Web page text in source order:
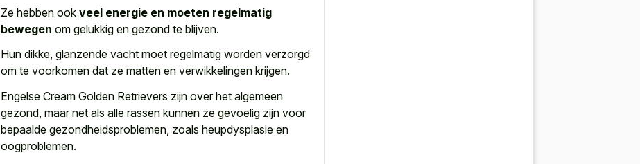
Ze hebben ook veel energie en moeten regelmatig
bewegen om gelukkig en gezond te blijven.
Hun dikke, glanzende vacht moet regelmatig worden verzorgd
om te voorkomen dat ze matten en verwikkelingen krijgen.
Engelse Cream Golden Retrievers zijn over het algemeen
gezond, maar net als alle rassen kunnen ze gevoelig zijn voor
bepaalde gezondheidsproblemen, zoals heupdysplasie en
oogproblemen.